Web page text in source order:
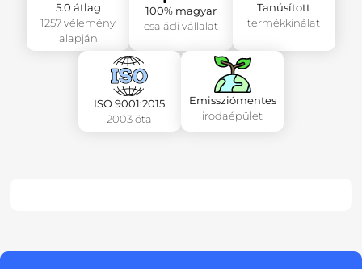
5.0 átlag
1257 vélemény
alapján
100% magyar
családi vállalat
Tanúsított
termékkínálat
ISO 9001:2015
2003 óta
Emissziómentes
irodaépület